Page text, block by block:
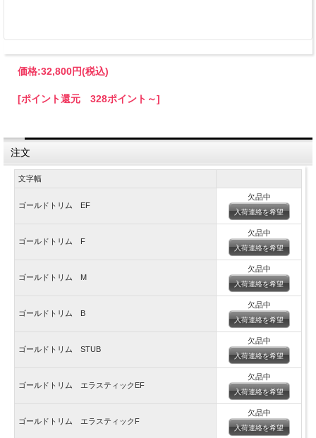
価格:32,800円(税込)
[ポイント還元 328ポイント～]
注文
文字幅
ゴールドトリム EF
欠品中
入荷連絡を希望
ゴールドトリム F
欠品中
入荷連絡を希望
ゴールドトリム M
欠品中
入荷連絡を希望
ゴールドトリム B
欠品中
入荷連絡を希望
ゴールドトリム STUB
欠品中
入荷連絡を希望
ゴールドトリム エラスティックEF
欠品中
入荷連絡を希望
ゴールドトリム エラスティックF
欠品中
入荷連絡を希望